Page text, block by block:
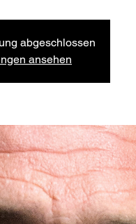
abgeschlossen
ansehen